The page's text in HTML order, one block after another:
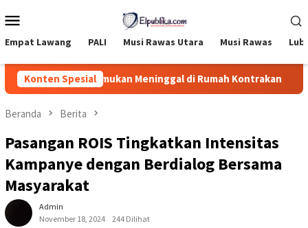
ke
Mobile
Empat Lawang PALI Musi Rawas Utara Musi Rawas
Konten Spesial
Malam Ditemukan Meninggal di Rumah Kontrakan
Beranda Berita
Pasangan ROIS Tingkatkan Intensitas
Kampanye dengan Berdialog Bersama
Masyarakat
Admin
November 18, 2024
244 Dilihat